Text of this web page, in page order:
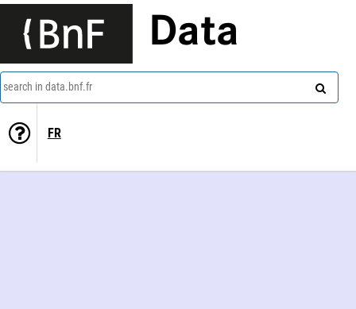
Data
search in data.bnf.fr
FR